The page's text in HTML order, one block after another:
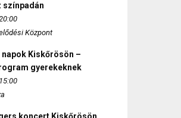
színpadán
Központ
Kiskőrösön –
gyerekeknek